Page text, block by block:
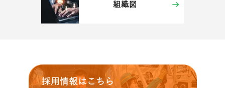
組織図
採用情報はこちら